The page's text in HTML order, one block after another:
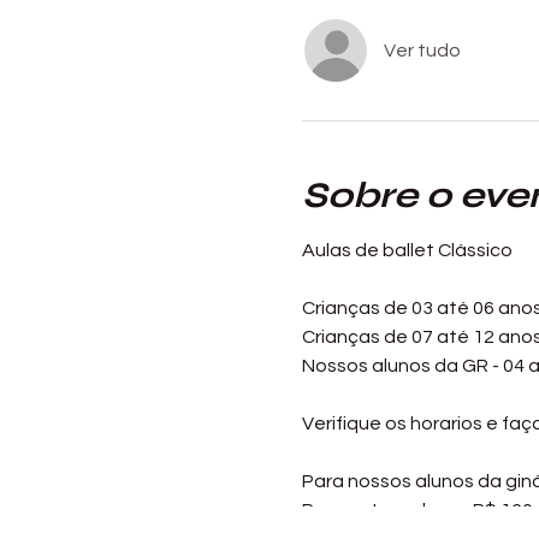
Ver tudo
Sobre o
Aulas de ballet Clássico
Crianças de 03 até 06
Crianças de 07 até 12
Nossos alunos da GR - 04
Verifique os horarios e
Para nossos alunos da
Para outros alunos R$